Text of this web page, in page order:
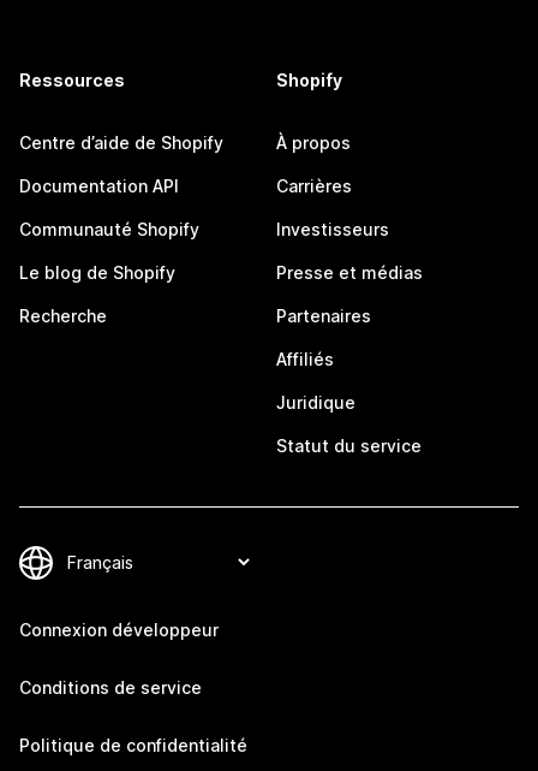
Ressources
Centre d’aide de Shopify
Documentation API
Communauté Shopify
Le blog de Shopify
Recherche
Shopify
À propos
Carrières
Investisseurs
Presse et médias
Partenaires
Affiliés
Juridique
Statut du service
Connexion développeur
Conditions de service
Politique de confidentialité